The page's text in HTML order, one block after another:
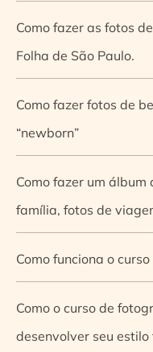
Como fazer as fotos
Folha de São Paulo.
Como fazer fotos de
“newborn”
Como fazer um
família, fotos de
Como funciona o
Como o curso de
desenvolver seu